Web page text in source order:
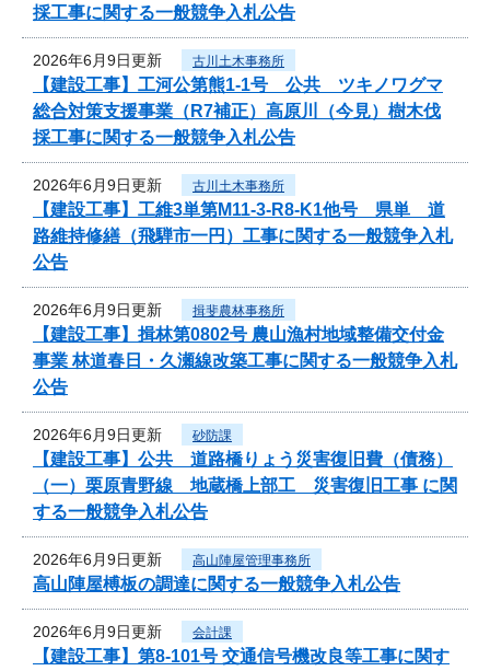
採工事に関する一般競争入札公告
2026年6月9日更新 古川土木事務所
【建設工事】工河公第熊1-1号 公共 ツキノワグマ
総合対策支援事業（R7補正）高原川（今見）樹木伐
採工事に関する一般競争入札公告
2026年6月9日更新 古川土木事務所
【建設工事】工維3単第M11-3-R8-K1他号 県単 道
路維持修繕（飛騨市一円）工事に関する一般競争入札
公告
2026年6月9日更新 揖斐農林事務所
【建設工事】揖林第0802号 農山漁村地域整備交付金
事業 林道春日・久瀬線改築工事に関する一般競争入札
公告
2026年6月9日更新 砂防課
【建設工事】公共 道路橋りょう災害復旧費（債務）
（一）栗原青野線 地蔵橋上部工 災害復旧工事 に関
する一般競争入札公告
2026年6月9日更新 高山陣屋管理事務所
高山陣屋榑板の調達に関する一般競争入札公告
2026年6月9日更新 会計課
【建設工事】第8-101号 交通信号機改良等工事に関す